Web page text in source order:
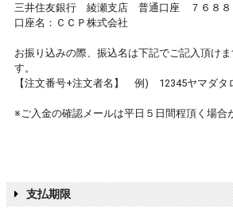
三井住友銀行 綾瀬支店 普通口座 ７６８８
口座名：ＣＣＰ株式会社
お振り込みの際、振込名は下記でご記入頂け
す。
【注文番号+注文者名】 例) 12345ヤマダタ
※ご入金の確認メールは平日５日間程頂く場合
支払期限